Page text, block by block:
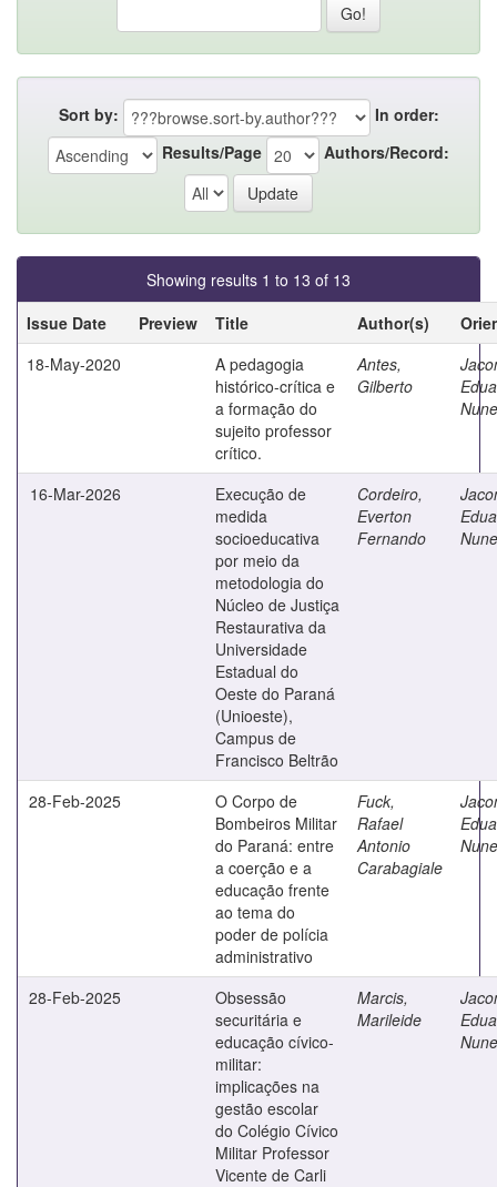
Sort by:
In order:
Results/Page
Authors/Record:
Showing results 1 to 13 of 13
Issue Date
Preview Title Author(s)
18-May-2020
A pedagogia
histórico-crítica e
a formação do
sujeito professor
crítico.
Antes,
Gilberto
16-Mar-2026
Execução de
medida
socioeducativa
por meio da
metodologia do
Núcleo de Justiça
Restaurativa da
Universidade
Estadual do
Oeste do Paraná
(Unioeste),
Campus de
Francisco Beltrão
Cordeiro,
Everton
Fernando
28-Feb-2025
O Corpo de
Bombeiros Militar
do Paraná: entre
a coerção e a
educação frente
ao tema do
poder de polícia
administrativo
Fuck,
Rafael
Antonio
Carabagiale
28-Feb-2025
Obsessão
securitária e
educação cívico-
militar:
implicações na
gestão escolar
do Colégio Cívico
Militar Professor
Vicente de Carli
Marcis,
Marileide